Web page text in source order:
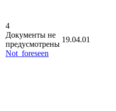
4
Документы не
предусмотрены
Not_foreseen
19.04.01